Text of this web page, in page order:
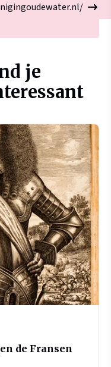
je
de Fransen